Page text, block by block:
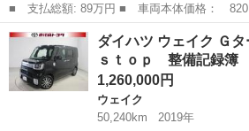
■ 支払総額: 89万円 ■ 車両本体価格： 820,000 円 ■ メーカー
名： ダイハツ ■ 車種名： ウェイク ■ グ
ＳＡＩＩ ＥＴＣ 両側電動スライドドア
スソナー 衝突被...
鹿児島 鹿児島市 ウェイク
ダイハツ ウェイク Ｇ
ｓｔｏｐ 整備記録
1,260,000円
ウェイク
50,240km
2019年